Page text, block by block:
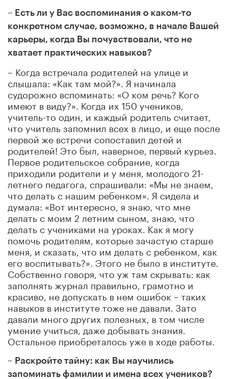
– Есть ли у Вас воспоминания о каком-то
конкретном случае, возможно, в начале Вашей
карьеры, когда Вы почувствовали, что не
хватает практических навыков?
– Когда встречала родителей на улице и
слышала: «Как там мой?». Я начинала
судорожно вспоминать: «О ком речь? Кого
имеют в виду?». Когда их 150 учеников,
учитель-то один, и каждый родитель считает,
что учитель запомнил всех в лицо, и еще после
первой же встречи сопоставил детей и
родителей! Это был, наверное, первый курьез.
Первое родительское собрание, когда
приходили родители и у меня, молодого 21-
летнего педагога, спрашивали: «Мы не знаем,
что делать с нашим ребенком». Я сидела и
думала: «Вот интересно, я знаю, что мне
делать с моим 2 летним сыном, знаю, что
делать с учениками на уроках. Как я могу
помочь родителям, которые зачастую старше
меня, и сказать, что им делать с ребенком, как
его воспитывать?». Этого не было в институте.
Собственно говоря, что уж там скрывать: как
заполнять журнал правильно, грамотно и
красиво, не допускать в нем ошибок – таких
навыков в институте тоже не давали. Зато
давали много других полезных, в том числе
умение учиться, даже добывать знания.
Остальное приобреталось уже в ходе работы.
– Раскройте тайну: как Вы научились
запоминать фамилии и имена всех учеников?